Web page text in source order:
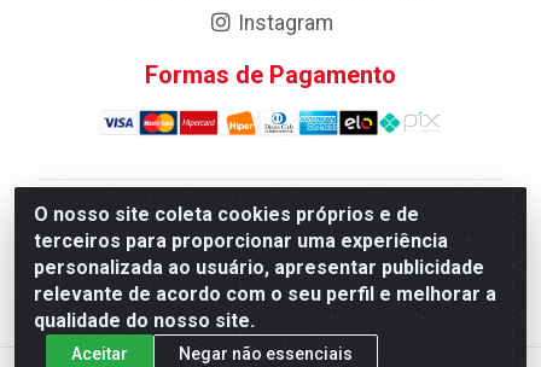
O nosso site coleta cookies próprios e de
terceiros para proporcionar uma experiência
personalizada ao usuário, apresentar publicidade
relevante de acordo com o seu perfil e melhorar a
qualidade do nosso site.
Aceitar Negar não essenciais
Instagram
Formas de Pagamento
Atacadao da Limpeza F. Pereira Queiroz Comercio e
Distribuicao LTDA - Quadra Qi 10 Lotes 39 e, 41 - Setor
Industrial (Taguatinga), Brasília/DF - CEP 72.135-100 -
CNPJ 13.184.675/0001-80